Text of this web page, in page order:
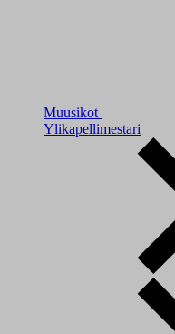
Muusikot
Ylikapellimestari